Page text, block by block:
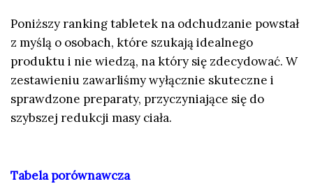
Poniższy ranking tabletek na odchudzanie powstał
z myślą o osobach, które szukają idealnego
produktu i nie wiedzą, na który się zdecydować. W
zestawieniu zawarliśmy wyłącznie skuteczne i
sprawdzone preparaty, przyczyniające się do
szybszej redukcji masy ciała.
Tabela porównawcza